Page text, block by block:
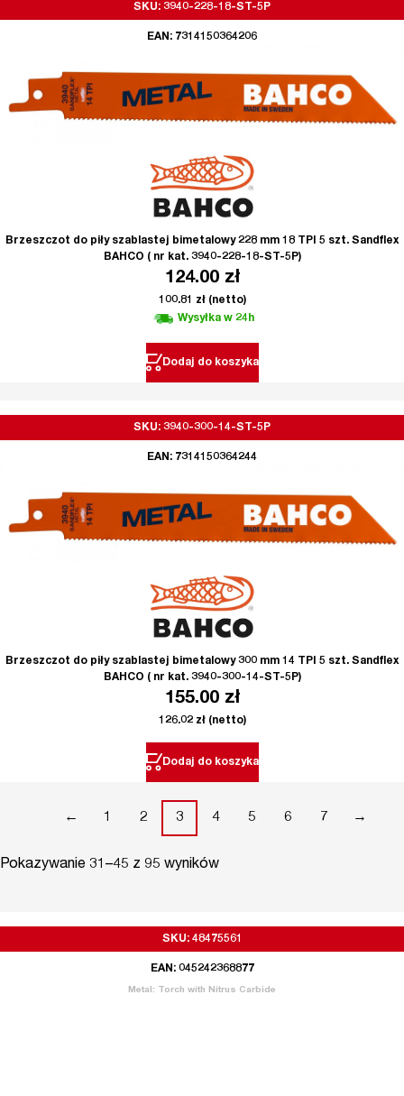
SKU: 3940-228-18-ST-5P
EAN: 7314150364206
Brzeszczot do piły szablastej bimetalowy 228 mm 18 TPI 5 szt. Sandflex
BAHCO ( nr kat. 3940-228-18-ST-5P)
124.00 zł
100.81 zł(netto)
Wysyłka w 24h
Dodaj do koszyka
SKU: 3940-300-14-ST-5P
EAN: 7314150364244
Brzeszczot do piły szablastej bimetalowy 300 mm 14 TPI 5 szt. Sandflex
BAHCO ( nr kat. 3940-300-14-ST-5P)
155.00 zł
126.02 zł(netto)
Dodaj do koszyka
← 1 2 3 4 5 6 7 →
Pokazywanie 31–45 z 95 wyników
SKU: 48475561
EAN: 045242368877
Metal: Torch with Nitrus Carbide